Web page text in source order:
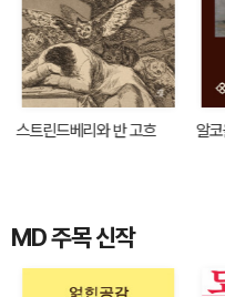
스트린드베리와 반 고흐 알
MD 주목 신작